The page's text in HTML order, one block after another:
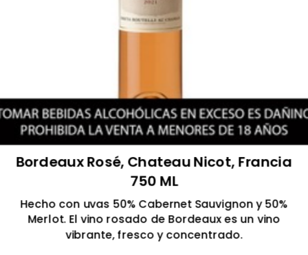
Bordeaux Rosé, Chateau Nicot, Francia
750 ML
Hecho con uvas 50% Cabernet Sauvignon y 50%
Merlot. El vino rosado de Bordeaux es un vino
vibrante, fresco y concentrado.